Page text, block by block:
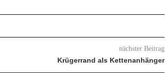
nächster Beitrag
Krügerrand als Kettenanhänger